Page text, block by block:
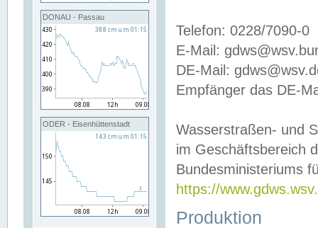
DONAU - Passau
ODER - Eisenhüttenstadt
Telefon: 0228/7090-0
E-Mail:
DE-Mail:
Empfänger das DE-
Wasserstraßen- und
im Geschäftsbereich
Bundesministeriums
https://
Produktion